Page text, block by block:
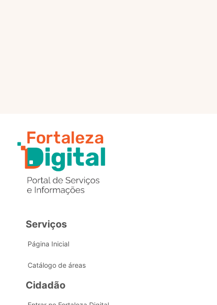
Serviços
Página Inicial
Catálogo de áreas
Cidadão